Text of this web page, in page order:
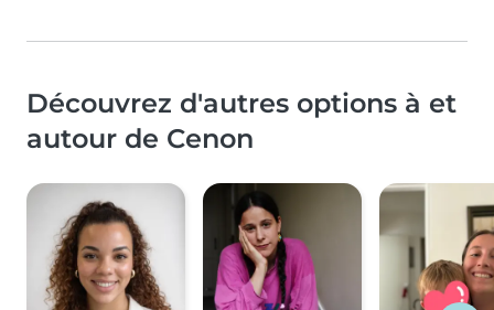
Découvrez d'autres options à et
autour de Cenon